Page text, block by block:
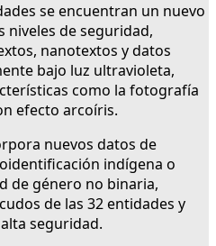
se encuentran un nuevo
niveles de seguridad,
nanotextos y datos
bajo luz ultravioleta,
como la fotografía
efecto arcoíris.
nuevos datos de
indígena o
de género no binaria,
de las 32 entidades y
seguridad.